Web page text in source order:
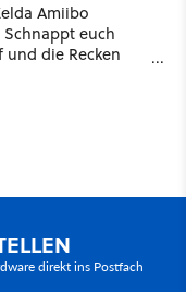
Amiibo
euch
die Recken
direkt ins Postfach